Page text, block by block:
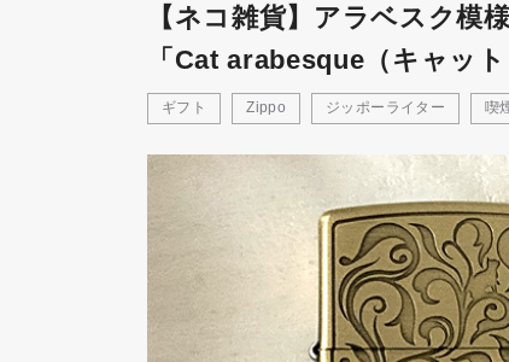
【ネコ雑貨】アラベスク模
「Cat arabesque（キャッ
ギフト Zippo ジッポーライター 喫